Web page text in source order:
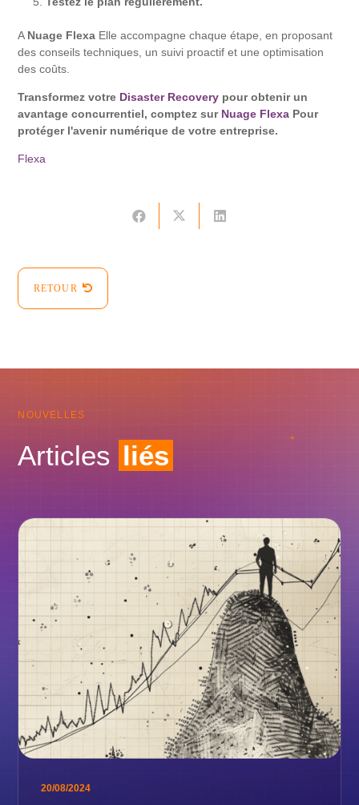
A Nuage Flexa Elle accompagne chaque étape, en proposant
des conseils techniques, un suivi proactif et une optimisation
des coûts.
Transformez votre Disaster Recovery pour obtenir un
avantage concurrentiel, comptez sur Nuage Flexa Pour
protéger l'avenir numérique de votre entreprise.
Flexa
RETOUR
NOUVELLES
Articles liés
20/08/2024